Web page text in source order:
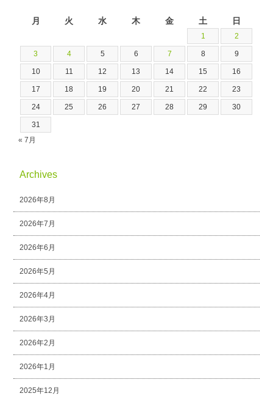
月 火 水 木 金 土 日
1 2
3 4 5 6 7 8 9
10 11 12 13 14 15 16
17 18 19 20 21 22 23
24 25 26 27 28 29 30
31
« 7月
Archives
2026年8月
2026年7月
2026年6月
2026年5月
2026年4月
2026年3月
2026年2月
2026年1月
2025年12月